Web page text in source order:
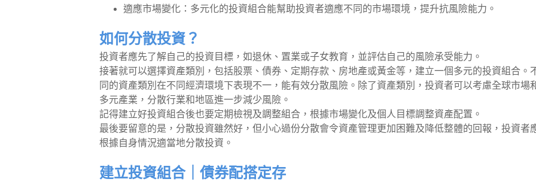
適應市場變化：多元化的投資組合能幫助投資者適應不同的市場環境，提升抗風險能力。
如何分散投資？
投資者應先了解自己的投資目標，如退休、置業或子女教育，並評估自己的風險承受能力。
接著就可以選擇資產類別，包括股票、債券、定期存款、房地產或黃金等，建立一個多元的投資組合。
同的資產類別在不同經濟環境下表現不一，能有效分散風險。除了資產類別，投資者可以考慮全球市場
多元產業，分散行業和地區進一步減少風險。
記得建立好投資組合後也要定期檢視及調整組合，根據市場變化及個人目標調整資產配置。
最後要留意的是，分散投資雖然好，但小心過份分散會令資產管理更加困難及降低整體的回報，投資者
根據自身情況適當地分散投資。
建立投資組合｜債券配搭定存